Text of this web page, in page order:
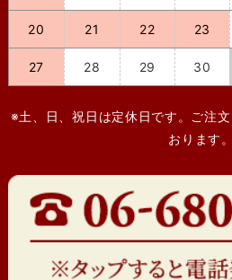
20 21 22 23
27 28 29 30
※土、日、祝日は定休日です。ご注
おります。